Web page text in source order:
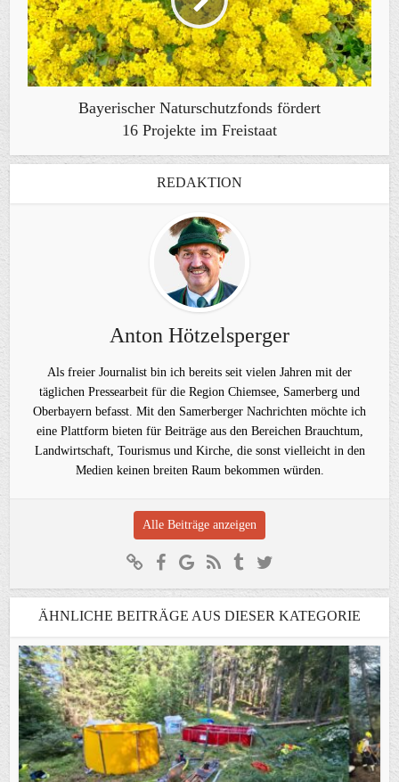
Bayerischer Naturschutzfonds fördert
16 Projekte im Freistaat
REDAKTION
Anton Hötzelsperger
Als freier Journalist bin ich bereits seit vielen Jahren mit der
täglichen Pressearbeit für die Region Chiemsee, Samerberg und
Oberbayern befasst. Mit den Samerberger Nachrichten möchte ich
eine Plattform bieten für Beiträge aus den Bereichen Brauchtum,
Landwirtschaft, Tourismus und Kirche, die sonst vielleicht in den
Medien keinen breiten Raum bekommen würden.
Alle Beiträge anzeigen
ÄHNLICHE BEITRÄGE AUS DIESER KATEGORIE